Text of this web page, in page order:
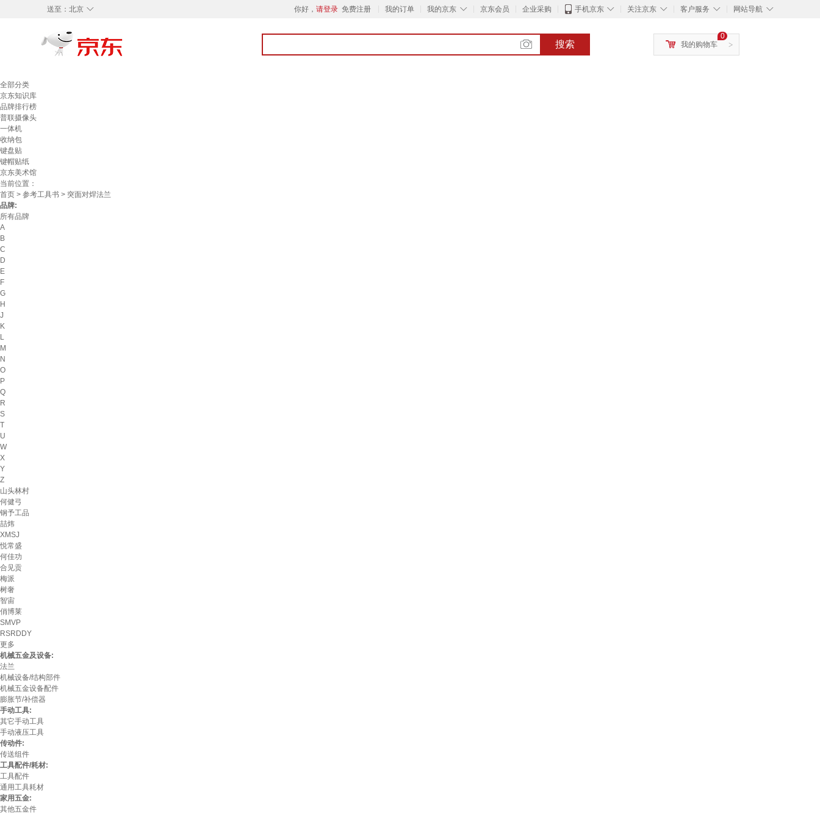
◇
送至： 北京 你好， 请登录 免费注册 我的订单 ◇
我的京东 京东会员 企业采购 ◇
手机京东 ◇
关注京东 ◇
客户服务 ◇
网站导航
搜索 >
0
我的购物车
全部分类
京东知识库
品牌排行榜
普联摄像头
一体机
收纳包
键盘贴
键帽贴纸
京东美术馆
当前位置：
首页 > 参考工具书 > 突面对焊法兰
品牌:
所有品牌
A
B
C
D
E
F
G
H
J
K
L
M
N
O
P
Q
R
S
T
U
W
X
Y
Z
山头林村
何健弓
钢予工品
喆炜
XMSJ
悦常盛
何佳功
合见贡
梅派
树奢
智宙
俏博莱
SMVP
RSRDDY
更多
机械五金及设备:
法兰
机械设备/结构部件
机械五金设备配件
膨胀节/补偿器
手动工具:
其它手动工具
手动液压工具
传动件:
传送组件
工具配件/耗材:
工具配件
通用工具耗材
家用五金:
其他五金件